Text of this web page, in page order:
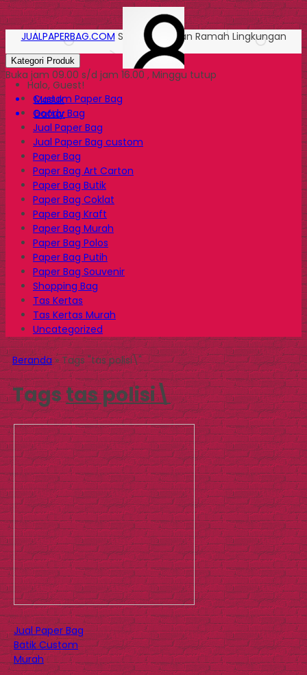
Halo, Guest!
Masuk
Daftar
JUALPAPERBAG.COM Solusi Kemasan Ramah Lingkungan
Kategori Produk
Buka jam 09.00 s/d jam 16.00 , Minggu tutup
Custom Paper Bag
Goody Bag
Jual Paper Bag
Jual Paper Bag custom
Paper Bag
Paper Bag Art Carton
Paper Bag Butik
Paper Bag Coklat
Paper Bag Kraft
Paper Bag Murah
Paper Bag Polos
Paper Bag Putih
Paper Bag Souvenir
Shopping Bag
Tas Kertas
Tas Kertas Murah
Uncategorized
Beranda»Tags "tas polisi\"
Tagstas polisi\
Jual Paper Bag
Batik Custom
Murah